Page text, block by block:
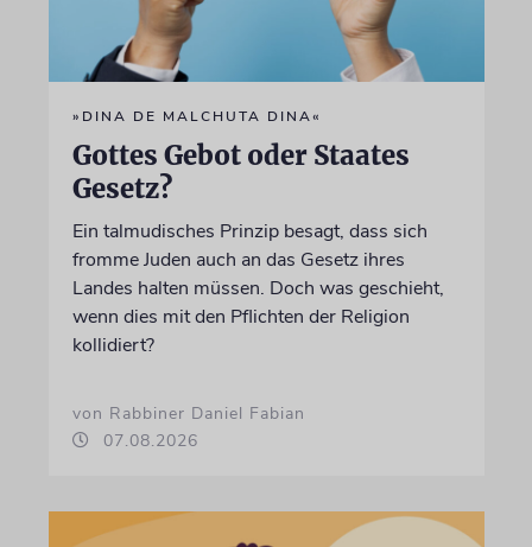
»DINA DE MALCHUTA DINA«
Gottes Gebot oder Staates
Gesetz?
Ein talmudisches Prinzip besagt, dass sich
fromme Juden auch an das Gesetz ihres
Landes halten müssen. Doch was geschieht,
wenn dies mit den Pflichten der Religion
kollidiert?
von Rabbiner Daniel Fabian
07.08.2026